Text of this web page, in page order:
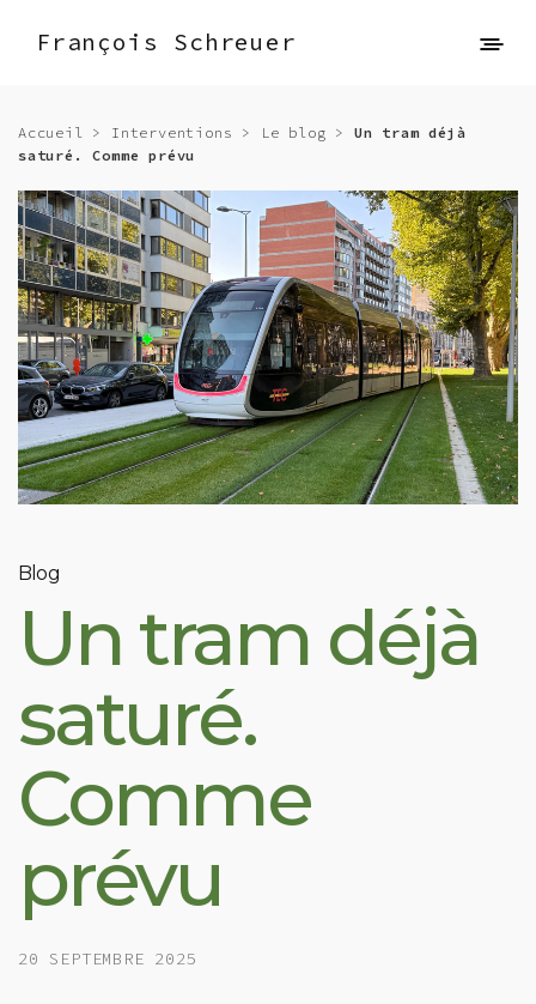
François Schreuer
Accueil > Interventions > Le blog > Un tram déjà
saturé. Comme prévu
Blog
Un tram déjà
saturé.
Comme
prévu
20 SEPTEMBRE 2025